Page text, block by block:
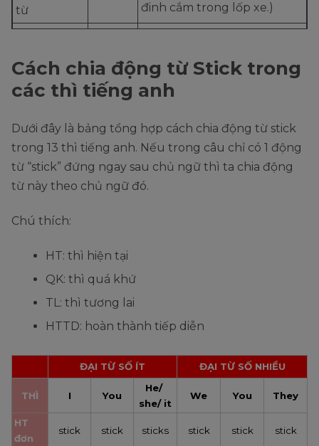
từ
đinh cắm trong lốp xe.)
Participle
Phân từ II
stuck
hours. (Anh ấy sẽ bị mắc kẹt
với chiếc TV đó hàng giờ.)
Cách chia động từ Stick trong
các thì tiếng anh
Dưới đây là bảng tổng hợp cách chia động từ stick
trong 13 thì tiếng anh. Nếu trong câu chỉ có 1 động
từ “stick” đứng ngay sau chủ ngữ thì ta chia động
từ này theo chủ ngữ đó.
Chú thích:
HT: thì hiện tại
QK: thì quá khứ
TL: thì tương lai
HTTD: hoàn thành tiếp diễn
ĐẠI TỪ SỐ ÍT ĐẠI TỪ SỐ NHIỀU
THÌ I You
He/
she/ it
We You They
HT
đơn
stick stick sticks stick stick stick